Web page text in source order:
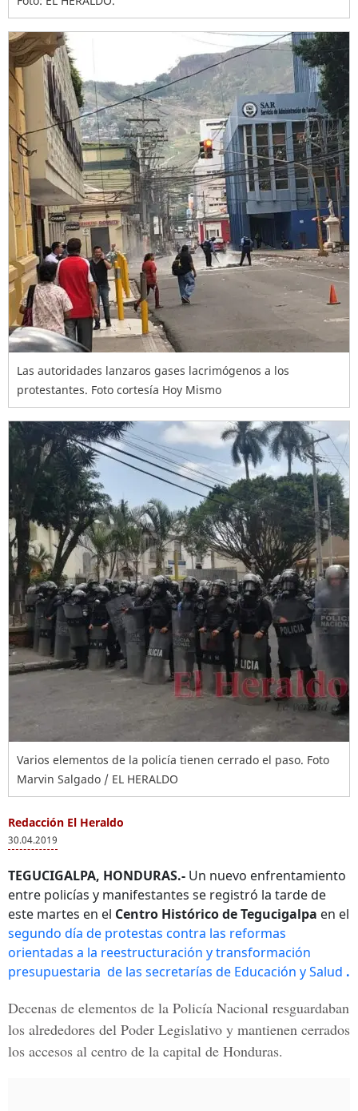
Las autoridades lanzaros gases lacrimógenos a los
protestantes. Foto cortesía Hoy Mismo
Varios elementos de la policía tienen cerrado el paso. Foto
Marvin Salgado / EL HERALDO
Redacción El Heraldo
30.04.2019
TEGUCIGALPA, HONDURAS.- Un nuevo enfrentamiento
entre policías y manifestantes se registró la tarde de
este martes en el Centro Histórico de Tegucigalpa en el
segundo día de protestas contra las reformas
orientadas a la reestructuración y transformación
presupuestaria de las secretarías de Educación y Salud .
Decenas de elementos de la Policía Nacional resguardaban
los alrededores del Poder Legislativo y mantienen cerrados
los accesos al centro de la capital de Honduras.